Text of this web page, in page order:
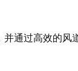
通过高效的风